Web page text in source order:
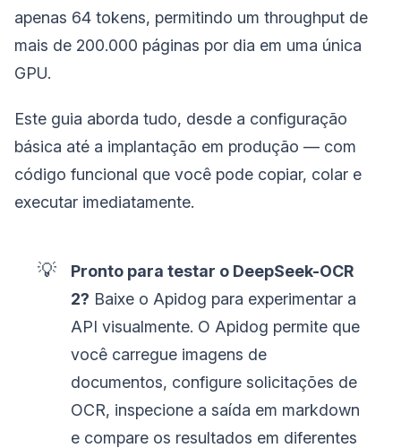
apenas 64 tokens, permitindo um throughput de
mais de 200.000 páginas por dia em uma única
GPU.
Este guia aborda tudo, desde a configuração
básica até a implantação em produção — com
código funcional que você pode copiar, colar e
executar imediatamente.
💡
Pronto para testar o DeepSeek-OCR
2? Baixe o Apidog para experimentar a
API visualmente. O Apidog permite que
você carregue imagens de
documentos, configure solicitações de
OCR, inspecione a saída em markdown
e compare os resultados em diferentes